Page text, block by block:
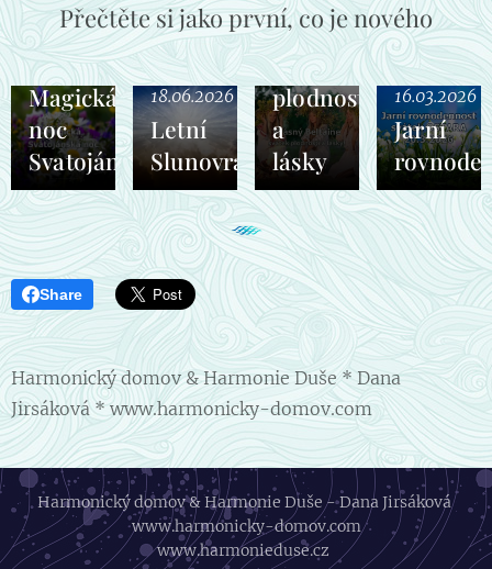
Přečtěte si jako první, co je nového
18.06.2026
Magická
noc
Svatojánská
18.06.2026
Letní
Slunovrat
Beltaine
svátek
plodnosti
a
lásky
16.03.2026
Jarní
Share
Harmonický domov & Harmonie Duše * Dana
Jirsáková * www.harmonicky-domov.com
Harmonický domov & Harmonie Duše - Dana Jirsáková
www.harmonicky-domov.com
www.harmonieduse.cz